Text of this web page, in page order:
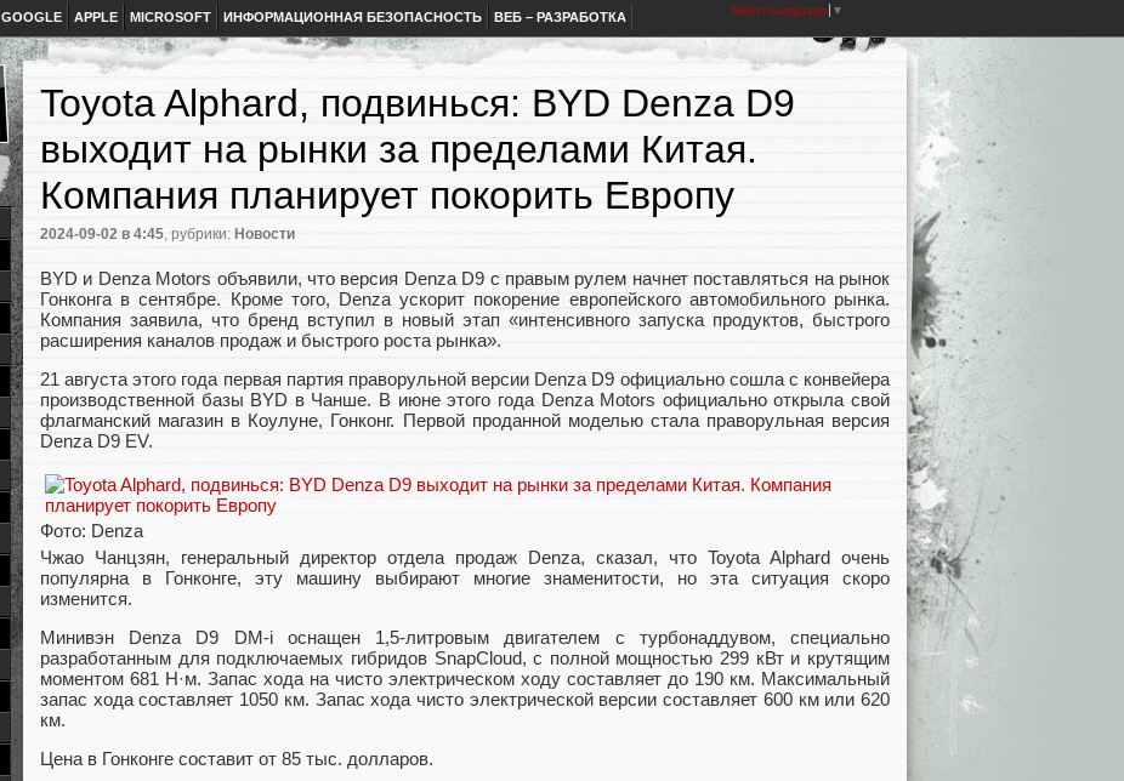
GOOGLE APPLE MICROSOFT ИНФОРМАЦИОННАЯ БЕЗОПАСНОСТЬ ВЕБ – РАЗРАБОТКА Select Language ▼
Toyota Alphard, подвинься: BYD Denza D9
выходит на рынки за пределами Китая.
Компания планирует покорить Европу
2024-09-02 в 4:45, рубрики: Новости
BYD и Denza Motors объявили, что версия Denza D9 с правым рулем начнет поставляться на рынок
Гонконга в сентябре. Кроме того, Denza ускорит покорение европейского автомобильного рынка.
Компания заявила, что бренд вступил в новый этап «интенсивного запуска продуктов, быстрого
расширения каналов продаж и быстрого роста рынка».
21 августа этого года первая партия праворульной версии Denza D9 официально сошла с конвейера
производственной базы BYD в Чанше. В июне этого года Denza Motors официально открыла свой
флагманский магазин в Коулуне, Гонконг. Первой проданной моделью стала праворульная версия
Denza D9 EV.
Фото: Denza
Чжао Чанцзян, генеральный директор отдела продаж Denza, сказал, что Toyota Alphard очень
популярна в Гонконге, эту машину выбирают многие знаменитости, но эта ситуация скоро
изменится.
Минивэн Denza D9 DM-i оснащен 1,5-литровым двигателем с турбонаддувом, специально
разработанным для подключаемых гибридов SnapCloud, с полной мощностью 299 кВт и крутящим
моментом 681 Н·м. Запас хода на чисто электрическом ходу составляет до 190 км. Максимальный
запас хода составляет 1050 км. Запас хода чисто электрической версии составляет 600 км или 620
км.
Цена в Гонконге составит от 85 тыс. долларов.